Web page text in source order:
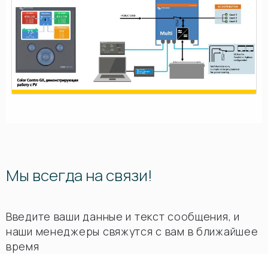
Мы всегда на связи!
Введите ваши данные и текст сообщения, и
наши менеджеры свяжутся с вам в ближайшее
время